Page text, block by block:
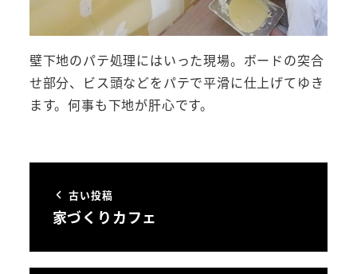
壁下地のパテ処理にはいった現場。ボードの突合
せ部分、ビス頭などをパテで平滑に仕上げてゆき
ます。何事も下地が肝心です。
古い投稿
家づくりカフェ